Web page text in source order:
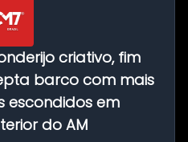
criativo, fim
barco com mais
escondidos em
do AM